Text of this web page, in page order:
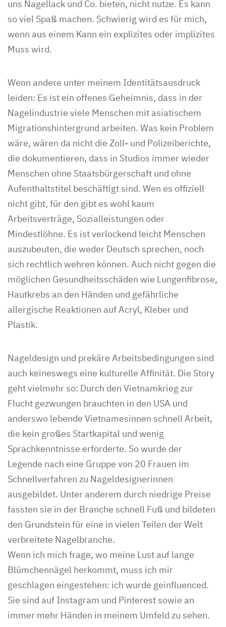
uns Nagellack und Co. bieten, nicht nutze. Es kann
so viel Spaß machen. Schwierig wird es für mich,
wenn aus einem Kann ein explizites oder implizites
Muss wird.
Wenn andere unter meinem Identitätsausdruck
leiden: Es ist ein offenes Geheimnis, dass in der
Nagelindustrie viele Menschen mit asiatischem
Migrationshintergrund arbeiten. Was kein Problem
wäre, wären da nicht die Zoll- und Polizeiberichte,
die dokumentieren, dass in Studios immer wieder
Menschen ohne Staatsbürgerschaft und ohne
Aufenthaltstitel beschäftigt sind. Wen es offiziell
nicht gibt, für den gibt es wohl kaum
Arbeitsverträge, Sozialleistungen oder
Mindestlöhne. Es ist verlockend leicht Menschen
auszubeuten, die weder Deutsch sprechen, noch
sich rechtlich wehren können. Auch nicht gegen die
möglichen Gesundheitsschäden wie Lungenfibrose,
Hautkrebs an den Händen und gefährliche
allergische Reaktionen auf Acryl, Kleber und
Plastik.
Nageldesign und prekäre Arbeitsbedingungen sind
auch keineswegs eine kulturelle Affinität. Die Story
geht vielmehr so: Durch den Vietnamkrieg zur
Flucht gezwungen brauchten in den USA und
anderswo lebende Vietnamesinnen schnell Arbeit,
die kein großes Startkapital und wenig
Sprachkenntnisse erforderte. So wurde der
Legende nach eine Gruppe von 20 Frauen im
Schnellverfahren zu Nageldesignerinnen
ausgebildet. Unter anderem durch niedrige Preise
fassten sie in der Branche schnell Fuß und bildeten
den Grundstein für eine in vielen Teilen der Welt
verbreitete Nagelbranche.
Wenn ich mich frage, wo meine Lust auf lange
Blümchennägel herkommt, muss ich mir
geschlagen eingestehen: ich wurde geinfluenced.
Sie sind auf Instagram und Pinterest sowie an
immer mehr Händen in meinem Umfeld zu sehen.